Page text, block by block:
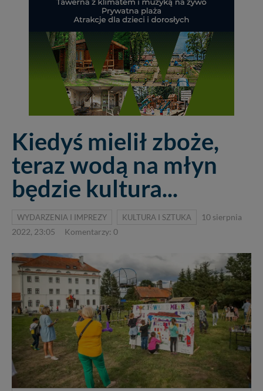
Kiedyś mielił zboże,
teraz wodą na młyn
będzie kultura...
WYDARZENIA I IMPREZY KULTURA I SZTUKA
10 sierpnia
2022, 23:05
Komentarzy: 0